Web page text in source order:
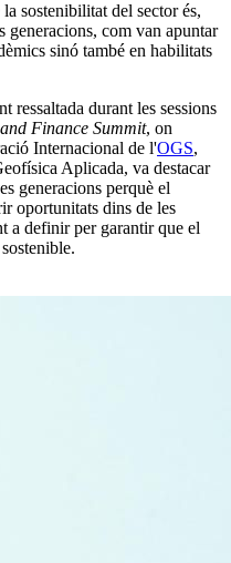
sostenibilitat del sector és,
generacions, com van apuntar
sinó també en habilitats
ressaltada durant les sessions
Finance Summit, on
Internacional de l'OGS,
Aplicada, va destacar
generacions perquè el
oportunitats dins de les
a definir per garantir que el